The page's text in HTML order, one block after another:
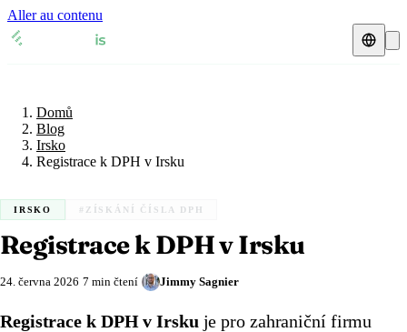
Aller au contenu
🇧🇪
🇧🇬 Bulharsko
🇨🇿 Česká republika
🇩🇰 Dánsko
🇪🇪 Estonsko
🇫🇮 Finsko
Přehledy DPH
🇧🇪 Belgie
🇧🇬
🇨🇿 Česká republika
🇩🇰 Dánsko
🇪🇪 Estonsko
Zdroje a blog
Blog
Glosář
Ověření DIČ
Kalkulačka DPH
Domů
Blog
Irsko
Registrace k DPH v Irsku
IRSKO #ZÍSKÁNÍ ČÍSLA DPH
Registrace k DPH v Irsku
24. června 2026 7 min čtení Jimmy Sagnier
Registrace k DPH v Irsku je pro zahraniční firmu